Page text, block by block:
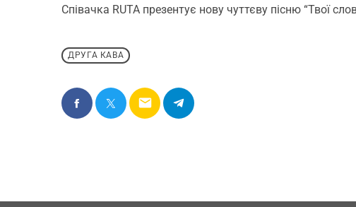
Співачка RUTA презентує нову чуттєву пісню “Твої
ДРУГА КАВА
email